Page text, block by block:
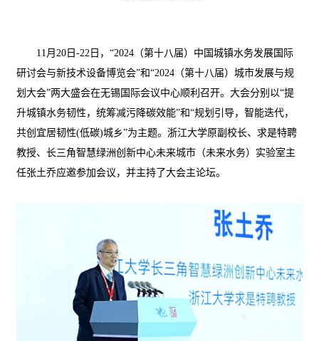
11月20日-22日，“2024（第十八届）中国城镇水务发展国际
研讨会与新技术设备博览会”和“2024（第十八届）城市发展与规
划大会”两大盛会在无锡国际会议中心顺利召开。大会分别以“提
升城镇水务韧性，统筹减污降碳效能”和“规划引导，智能迭代，
共创宜居韧性(低碳)城乡”为主题。浙江大学原副校长、求是特聘
教授、长三角智慧绿洲创新中心未来城市（未来水务）实验室主
任张土乔应邀参加会议，并主持了大会主论坛。